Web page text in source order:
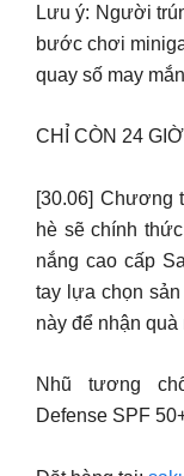
Lưu ý: Người
bước chơi
quay số may
CHỈ CÒN 24
[30.06] Chương
hè sẽ chính
nắng cao cấp
tay lựa chọn
này để nhận quà
Nhũ tương
Defense SPF